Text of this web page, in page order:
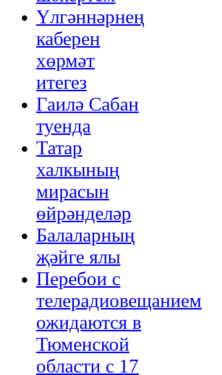
Үлгәннәрнең
каберен
хөрмәт
итегез
Гаилә Сабан
туенда
Татар
халкының
мирасын
өйрәнделәр
Балаларның
җәйге ялы
Перебои с
телерадиовещанием
ожидаются в
Тюменской
области с 17